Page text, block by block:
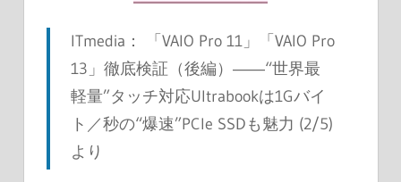
ITmedia： 「VAIO Pro 11」「VAIO Pro
13」徹底検証（後編）――“世界最
軽量”タッチ対応Ultrabookは1Gバイ
ト／秒の“爆速”PCIe SSDも魅力 (2/5)
より